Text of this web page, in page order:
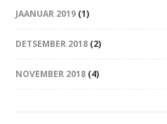
JAANUAR 2019 (1)
DETSEMBER 2018 (2)
NOVEMBER 2018 (4)